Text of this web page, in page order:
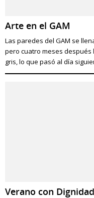
Arte en el GAM
Las paredes del GAM se
pero cuatro meses
gris, lo que pasó al día
Verano con Dignidad